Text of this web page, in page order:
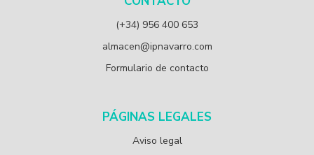
(+34) 956 400 653
almacen@ipnavarro.com
Formulario de contacto
PÁGINAS LEGALES
Aviso legal